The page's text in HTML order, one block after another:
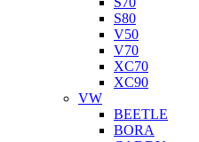
S80
V50
V70
XC70
XC90
VW
BEETLE
BORA